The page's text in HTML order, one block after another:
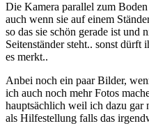
Die Kamera parallel zum
auch wenn sie auf einem
so das sie schön gerade ist und
Seitenständer steht.. sonst
es merkt..
Anbei noch ein paar Bilder,
ich auch noch mehr Fotos
hauptsächlich weil ich dazu gar
als Hilfestellung falls das